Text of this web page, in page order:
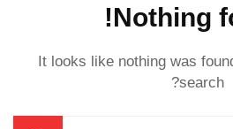
Nothing
It looks like nothing was
search?